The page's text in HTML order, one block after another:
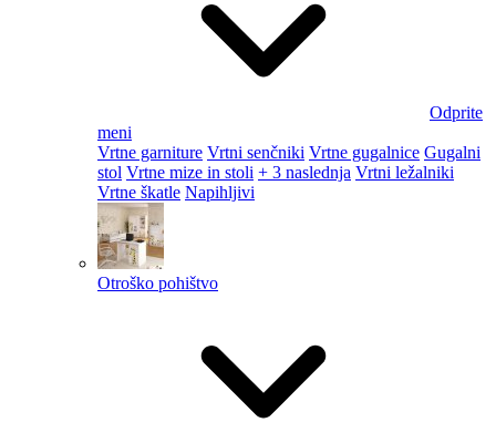
Odprite
meni
Vrtne garniture Vrtni senčniki Vrtne gugalnice Gugalni
stol Vrtne mize in stoli + 3 naslednja Vrtni ležalniki
Vrtne škatle Napihljivi
Otroško pohištvo